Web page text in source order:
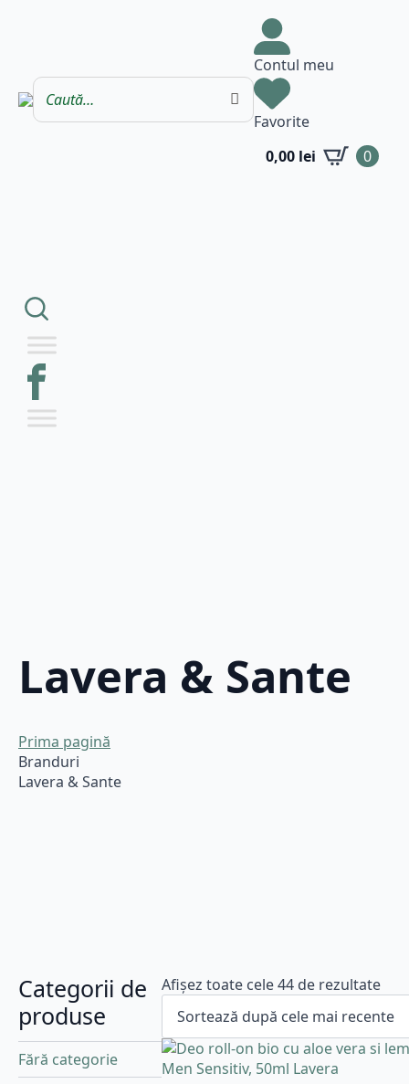
Contul meu
Favorite
0,00 lei 0
Lavera & Sante
Prima pagină
Branduri
Lavera & Sante
Categorii de
produse
Fără categorie
Afișez toate cele 44 de rezultate
cele
mai